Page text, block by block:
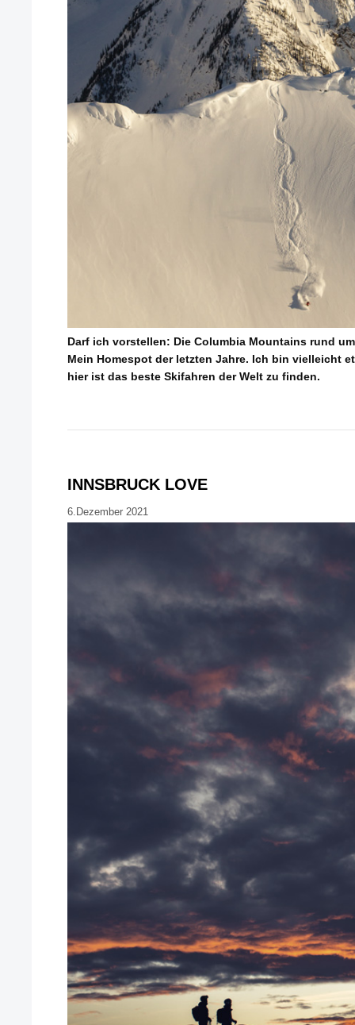
Darf ich vorstellen: Die Columbia Mountains rund
Mein Homespot der letzten Jahre. Ich bin vielleicht
hier ist das beste Skifahren der Welt zu finden.
INNSBRUCK LOVE
6.Dezember 2021